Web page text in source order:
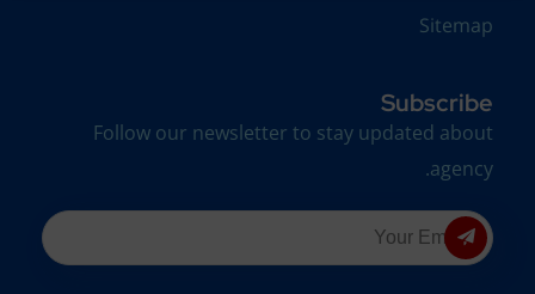
Sitemap
Subscribe
Follow our newsletter to stay updated about
agency.